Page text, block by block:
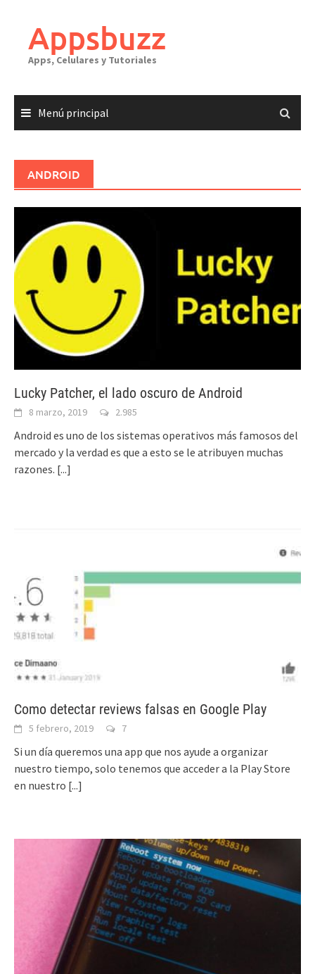
contenidoAppsbuzz
Apps, Celulares y Tutoriales
Menú principal
ANDROID
Lucky Patcher, el lado oscuro de Android
8 marzo, 2019 2.985
Android es uno de los sistemas operativos más famosos del
mercado y la verdad es que a esto se le atribuyen muchas
razones. [...]
Como detectar reviews falsas en Google Play
5 febrero, 2019 7
Si un día queremos una app que nos ayude a organizar
nuestro tiempo, solo tenemos que acceder a la Play Store
en nuestro [...]